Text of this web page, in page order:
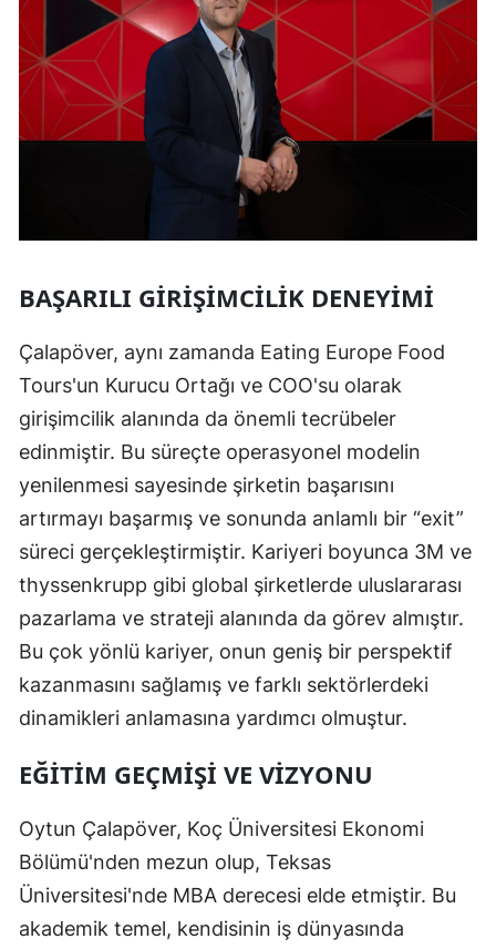
BAŞARILI GIRIŞIMCILIK DENEYIMI
Çalapöver, aynı zamanda Eating Europe Food
Tours'un Kurucu Ortağı ve COO'su olarak
girişimcilik alanında da önemli tecrübeler
edinmiştir. Bu süreçte operasyonel modelin
yenilenmesi sayesinde şirketin başarısını
artırmayı başarmış ve sonunda anlamlı bir “exit”
süreci gerçekleştirmiştir. Kariyeri boyunca 3M ve
thyssenkrupp gibi global şirketlerde uluslararası
pazarlama ve strateji alanında da görev almıştır.
Bu çok yönlü kariyer, onun geniş bir perspektif
kazanmasını sağlamış ve farklı sektörlerdeki
dinamikleri anlamasına yardımcı olmuştur.
EĞITIM GEÇMIŞI VE VIZYONU
Oytun Çalapöver, Koç Üniversitesi Ekonomi
Bölümü'nden mezun olup, Teksas
Üniversitesi'nde MBA derecesi elde etmiştir. Bu
akademik temel, kendisinin iş dünyasında